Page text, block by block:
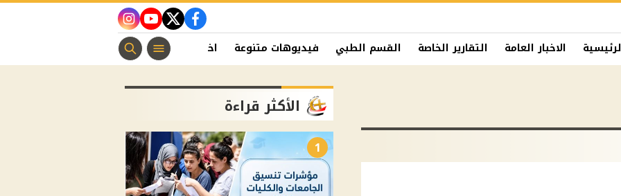
facebook
twitter
youtube
instagram
الاخبار العامة التقارير الخاصة القسم الطبي فيديوهات متنوعة اخبار الفن منوعات مسيحية
الأكثر قراءة
1